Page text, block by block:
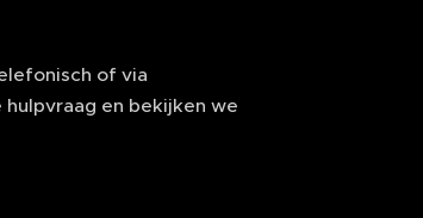
of via
en bekijken we